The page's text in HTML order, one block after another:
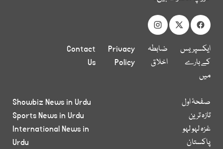
ایکسپریس
کے بارے
میں
ضابطہ
اخلاق
Privacy
Policy
Contact
Us
صفحۂ اول
تازہ ترین
غزہ لہو لہو
پاکستان
Showbiz News in Urdu
Sports News in Urdu
International News in
Urdu